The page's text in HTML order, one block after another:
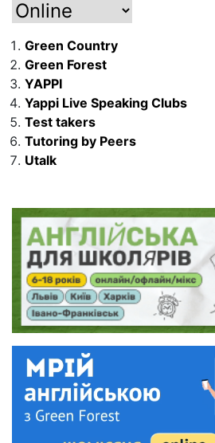
Green Country
Green Forest
YAPPI
Yappi Live Speaking Clubs
Test takers
Tutoring by Peers
Utalk